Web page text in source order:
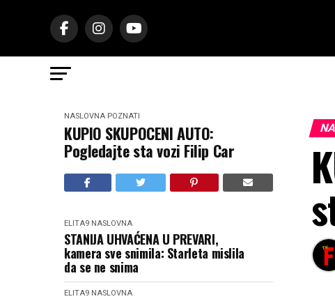
NASLOVNA POZNATI
KUPIO SKUPOCENI AUTO:
Pogledajte sta vozi Filip Car
ELITA9 NASLOVNA
STANIJA UHVAĆENA U PREVARI,
kamera sve snimila: Starleta mislila
da se ne snima
ELITA9 NASLOVNA